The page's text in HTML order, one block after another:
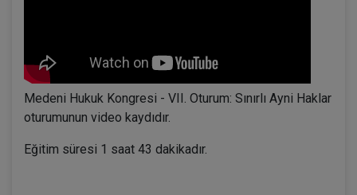
Medeni Hukuk Kongresi - VII. Oturum: Sınırlı Ayni Haklar
oturumunun video kaydıdır.
Eğitim süresi 1 saat 43 dakikadır.